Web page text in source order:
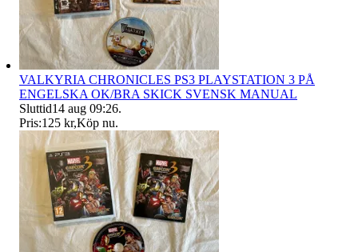
VALKYRIA CHRONICLES PS3 PLAYSTATION 3 PÅ
ENGELSKA OK/BRA SKICK SVENSK MANUAL
Sluttid14 aug 09:26.
Pris:125 kr,Köp nu.